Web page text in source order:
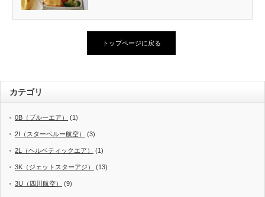
トップページに戻る
カテゴリ
0B（ブルーエア） (1)
2I（スターペルー航空） (3)
2L（ヘルベティックエア） (1)
3K（ジェットスターアジ） (13)
3U（四川航空） (9)